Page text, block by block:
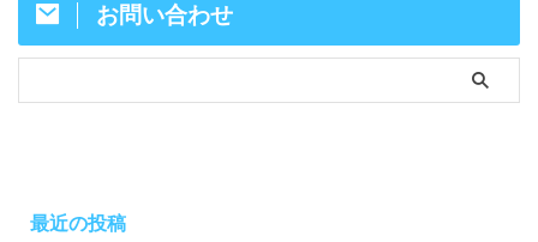
お問い合わせ
最近の投稿